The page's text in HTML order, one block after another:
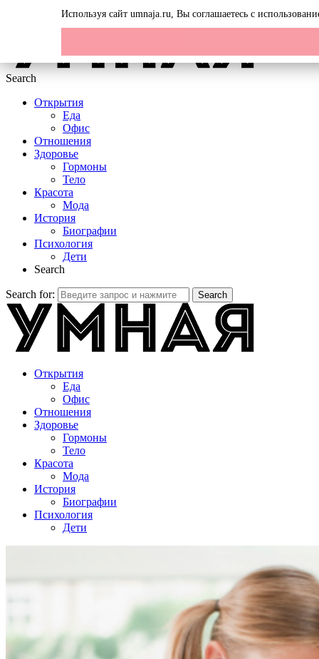
Search
Открытия
Еда
Офис
Отношения
Здоровье
Гормоны
Тело
Красота
Мода
История
Биографии
Психология
Дети
Search
Search for: Search
Открытия
Еда
Офис
Отношения
Здоровье
Гормоны
Тело
Красота
Мода
История
Биографии
Психология
Дети
Используя сайт umnaja.ru, Вы соглашаетесь с